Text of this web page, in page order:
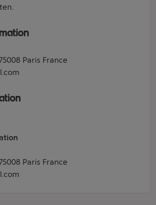
Paris France
Paris France